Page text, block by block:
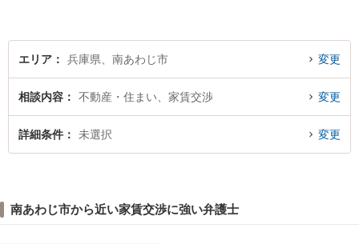
談可】
エリア 兵庫県、南あわじ市 変更
相談内容 不動産・住まい、家賃交渉 変更
詳細条件 未選択 変更
南あわじ市から近い家賃交渉に強い弁護士